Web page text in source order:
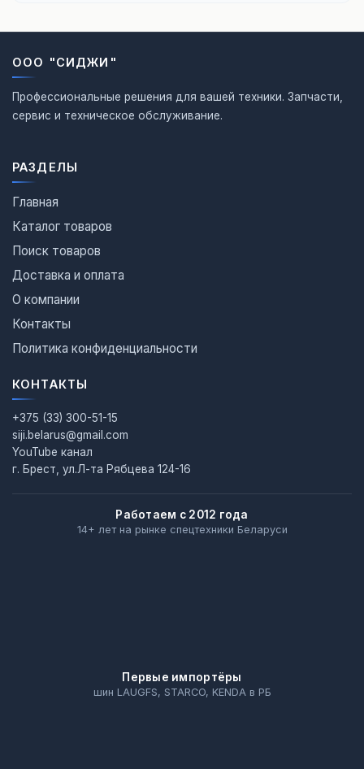
ООО "СИДЖИ"
Профессиональные решения для вашей техники. Запчасти,
сервис и техническое обслуживание.
РАЗДЕЛЫ
Главная
Каталог товаров
Поиск товаров
Доставка и оплата
О компании
Контакты
Политика конфиденциальности
КОНТАКТЫ
+375 (33) 300-51-15
siji.belarus@gmail.com
YouTube канал
г. Брест, ул.Л-та Рябцева 124-16
Работаем с 2012 года
14+ лет на рынке спецтехники Беларуси
Первые импортёры
шин LAUGFS, STARCO, KENDA в РБ